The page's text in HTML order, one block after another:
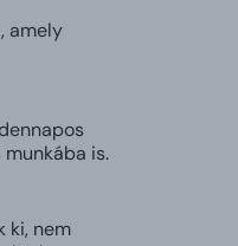
amely
is.
ki, nem